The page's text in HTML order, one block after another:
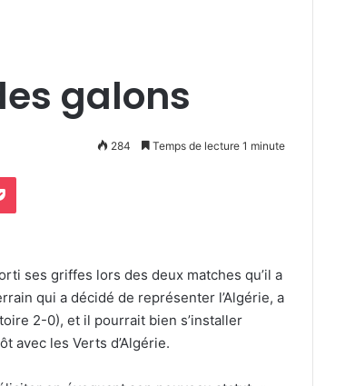
galons
284 Temps de lecture 1 minute
Pocket
ses griffes lors des deux matches qu’il a
qui a décidé de représenter l’Algérie, a
2-0), et il pourrait bien s’installer
avec les Verts d’Algérie.